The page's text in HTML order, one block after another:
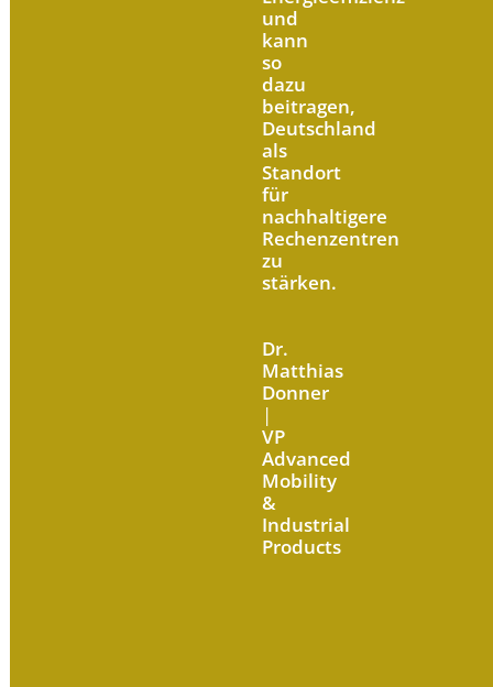
und
kann
so
dazu
beitragen,
Deutschland
als
Standort
für
nachhaltigere
Rechenzentren
zu
stärken.
Dr.
Matthias
Donner
|
VP
Advanced
Mobility
&
Industrial
Products